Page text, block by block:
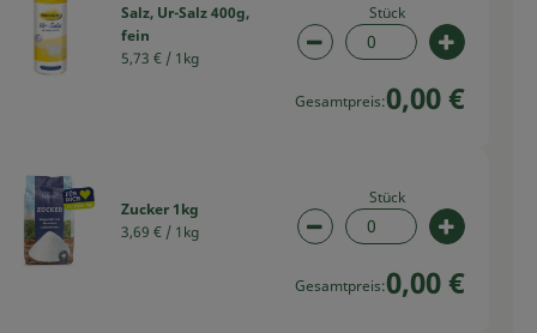
ändern
Salz, Ur-Salz 400g,
fein
5,73 € / 1kg
Stück
Artikelanzahl
Gesamtpreis:0,00 €
ändern
Zucker 1kg
3,69 € / 1kg
Stück
Artikelanzahl
Gesamtpreis:0,00 €